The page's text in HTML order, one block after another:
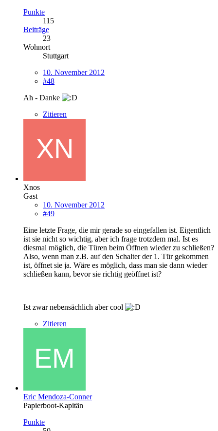
Punkte
115
Beiträge
23
Wohnort
Stuttgart
10. November 2012
#48
Ah - Danke
Zitieren
Xnos
Gast
10. November 2012
#49
Eine letzte Frage, die mir gerade so eingefallen ist. Eigentlich
ist sie nicht so wichtig, aber ich frage trotzdem mal. Ist es
diesmal möglich, die Türen beim Öffnen wieder zu schließen?
Also, wenn man z.B. auf den Schalter der 1. Tür gekommen
ist, öffnet sie ja. Wäre es möglich, dass man sie dann wieder
schließen kann, bevor sie richtig geöffnet ist?
Ist zwar nebensächlich aber cool
Zitieren
Eric Mendoza-Conner
Papierboot-Kapitän
Punkte